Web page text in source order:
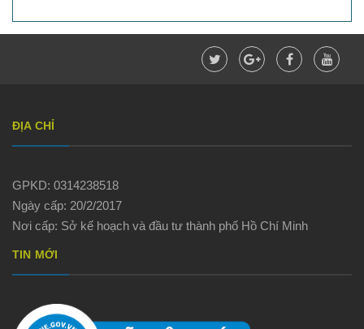
ĐỊA CHỈ
GPKD: 0314238518
Ngày cấp: 20/2/2017
Nơi cấp: Sở kế hoạch và đầu tư thành phố Hồ Chí Minh
TIN MỚI